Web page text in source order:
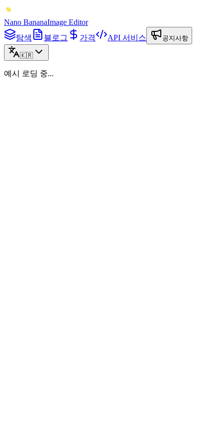
Nano BananaImage Editor
탐색
블로그 가격 API 서비스 공지사항
🇰🇷
예시 로딩 중...